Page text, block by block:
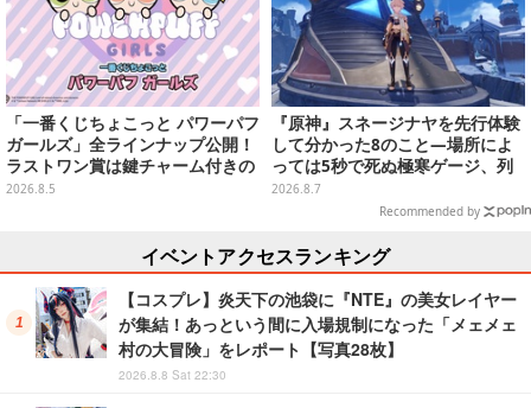
「一番くじちょこっと パワーパフ
ガールズ」全ラインナップ公開！
ラストワン賞は鍵チャーム付きの
シール帳スペシャルセットを用意
2026.8.5
『原神』スネージナヤを先行体験
して分かった8のこと―場所によ
っては5秒で死ぬ極寒ゲージ、列
車は“ダイナミック途中下車”可能
など自由度高め
2026.8.7
Recommended by
イベントアクセスランキング
【コスプレ】炎天下の池袋に『NTE』の美女レイヤー
が集結！あっという間に入場規制になった「メェメェ
村の大冒険」をレポート【写真28枚】
2026.8.8 Sat 22:30